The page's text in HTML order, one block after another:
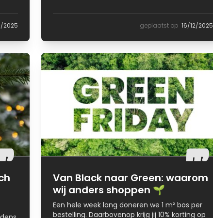
2025 geplaatst op 16/12/2025
Van Black naar Green: waarom
wij anders shoppen 🌱
Een hele week lang doneren we 1 m² bos per
bestelling. Daarbovenop krijg jij 10% korting op